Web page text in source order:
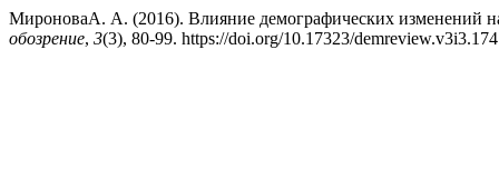
МироноваА. А. (2016). Влияние демографических изменений
обозрение, 3(3), 80-99. https://doi.org/10.17323/